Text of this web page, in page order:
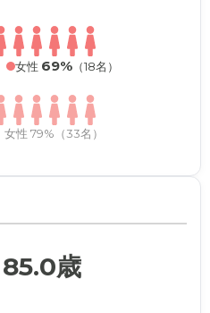
女性 69% （18名）
女性 79%（33名）
85.0歳